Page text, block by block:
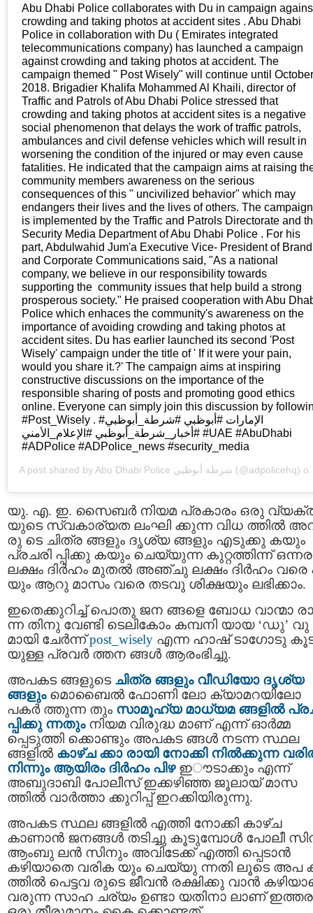
Abu Dhabi Police collaborates with Du in campaign
crowding and taking photos at accident sites . Abu Dhabi
Police in collaboration with Du ( Emirates integrated
telecommunications company) has launched a campaign
against crowding and taking photos at accident. The
campaign themed " Post Wisely" will continue until October
2018. Brigadier Khalifa Mohammed Al Khaili, director of
Traffic and Patrols of Abu Dhabi Police stressed that
crowding and taking photos at accident sites is a negative
social phenomenon that delays the work of traffic patrols,
ambulances and civil defense vehicles which will result in
worsening the condition of the injured or may even cause
fatalities. He indicated that the campaign aims at raising
community members awareness on the serious
consequences of this " uncivilized behavior" which may
endangers their lives and the lives of others. The campaign
is implemented by the Traffic and Patrols Directorate and
Security Media Department of Abu Dhabi Police . For his
part, Abdulwahid Jum'a Executive Vice- President of Brand
and Corporate Communications said, "As a national
company, we believe in our responsibility towards
supporting the community issues that help build a strong
prosperous society." He praised cooperation with Abu
Police which enhaces the community's awareness on the
importance of avoiding crowding and taking photos at
accident sites. Du has earlier launched its second 'Post
Wisely' campaign under the title of ' If it were your pain,
would you share it.?' The campaign aims at inspiring
constructive discussions on the importance of the
responsible sharing of posts and promoting good ethics
online. Everyone can simply join this discussion by
#Post_Wisely . #الإمارات #أبوظبي #شرطة_أبوظبي
#أخبار_شرطة_أبوظبي #الإعلام_الأمني #UAE #AbuDhabi
#ADPolice #ADPolice_news #security_media
A post shared by Abu Dhabi Police شرطة أبوظبي (@adpolicehq) on
യു. എ. ഇ. സൈബര്‍ നിയമ പ്രകാരം ഒരു
യുടെ സ്വകാര്യത ലംഘി ക്കുന്ന വിധ ത്തിൽ
രു ടെ ചിത്ര ങ്ങളും ദൃശ്യ ങ്ങളും എടുക്കു കയും
പ്രചരി പ്പിക്കു കയും ചെയ്യുന്ന കുറ്റത്തിന്ന് ഒന്നര
ലക്ഷം ദിര്‍ഹം മുതല്‍ അഞ്ചു ലക്ഷം ദിര്‍ഹം വരെ
യും ആറു മാസം വരെ തടവു ശിക്ഷയും ലഭിക്കാം.
ഇതെക്കുറിച്ച് പൊതു ജന ങ്ങളെ ബോധ വാന്മാ
ന്ന തിനു വേണ്ടി ടെലികോം കമ്പനി യായ ‘ഡു’ വു
മായി ചേര്‍ന്ന്post_wisely എന്ന ഹാഷ് ടാഗോടു
യുള്ള പ്രവര്‍ ത്തന ങ്ങള്‍ ആരംഭിച്ചു.
അപകട ങ്ങളുടെ ചിത്ര ങ്ങളും വീഡിയോ ദൃശ്യ
ങ്ങളും മൊബൈല്‍ ഫോണി ലോ ക്യാമറയിലോ
പകര്‍ ത്തുന്ന തും സാമൂഹ്യ മാധ്യമ ങ്ങളില്‍
പ്പിക്കു ന്നതുംനിയമ വിരുദ്ധ മാണ് എന്ന് ഓര്‍മ്മ
പ്പെടുത്തി ക്കൊണ്ടും അപകട ങ്ങൾ നടന്ന സ്ഥല
ങ്ങളിൽ കാഴ്ച ക്കാ രായി നോക്കി നില്‍ക്കുന്ന
നിന്നും ആയിരം ദിർഹം പിഴഇൗടാക്കും എന്ന്
അബുദാബി പോലീസ് ഇക്കഴിഞ്ഞ ജൂലായ് മാസ
ത്തില്‍ വാര്‍ത്താ ക്കുറിപ്പ് ഇറക്കിയിരുന്നു.
അപകട സ്ഥല ങ്ങളില്‍ എത്തി നോക്കി കാഴ്ച
കാണാന്‍ ജനങ്ങൾ തടിച്ചു കൂടുമ്പോള്‍ പോലീ
ആംബു ലന്‍ സിനും അവിടേക്ക് എത്തി പ്പെടാന്‍
കഴിയാതെ വരിക യും ചെയ്യു ന്നതി ലൂടെ അപ
ത്തില്‍ പെട്ടവ രുടെ ജീവന്‍ രക്ഷിക്കു വാന്‍
വരുന്ന സാഹ ചര്യം ഉണ്ടാ യതിനാ ലാണ്